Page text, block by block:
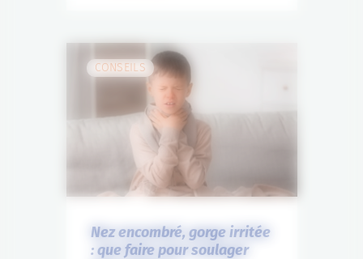
CONSEILS
Nez encombré, gorge irritée
: que faire pour soulager